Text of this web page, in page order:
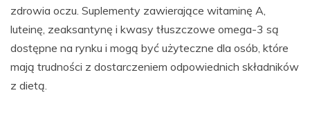
zdrowia oczu. Suplementy zawierające witaminę A,
luteinę, zeaksantynę i kwasy tłuszczowe omega-3 są
dostępne na rynku i mogą być użyteczne dla osób, które
mają trudności z dostarczeniem odpowiednich składników
z dietą.